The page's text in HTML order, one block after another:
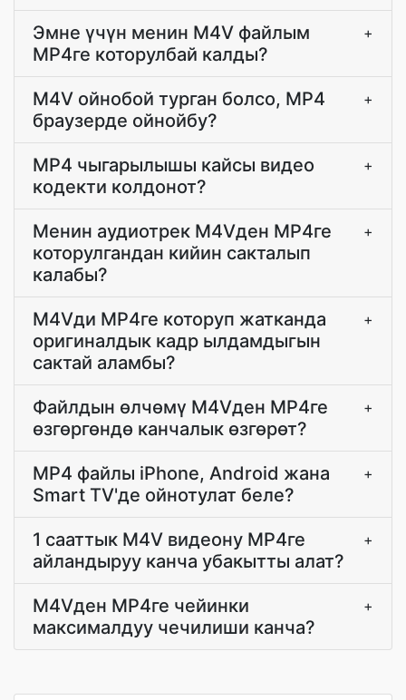
Эмне үчүн менин M4V файлым
MP4ге которулбай калды?
+
M4V ойнобой турган болсо, MP4
браузерде ойнойбу?
+
MP4 чыгарылышы кайсы видео
кодекти колдонот?
+
Менин аудиотрек M4Vден MP4ге
которулгандан кийин сакталып
калабы?
+
M4Vди MP4ге которуп жатканда
оригиналдык кадр ылдамдыгын
сактай аламбы?
+
Файлдын өлчөмү M4Vден MP4ге
өзгөргөндө канчалык өзгөрөт?
+
MP4 файлы iPhone, Android жана
Smart TV'де ойнотулат беле?
+
1 сааттык M4V видеону MP4ге
айландыруу канча убакытты алат?
+
M4Vден MP4ге чейинки
максималдуу чечилиши канча?
+